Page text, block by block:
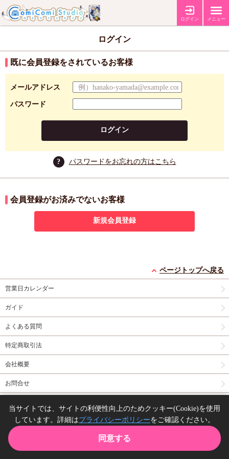
ログイン メニュー
ログイン
既に会員登録をされているお客様
メールアドレス
パスワード
ログイン
? パスワードをお忘れの方はこちら
会員登録がお済みでないお客様
新規会員登録
ページトップへ戻る
営業日カレンダー
ガイド
よくある質問
特定商取引法
会社概要
お問合せ
Copyright(C) comicomi studio. All right reserved.
当サイトでは、サイトの利便性向上のためクッキー(Cookie)を使用
しています。詳細はプライバシーポリシーをご確認ください。
同意する